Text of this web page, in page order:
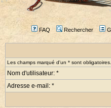
FAQ Rechercher
Les champs marqué d'un * sont obligatoires.
Nom d'utilisateur: *
Adresse e-mail: *